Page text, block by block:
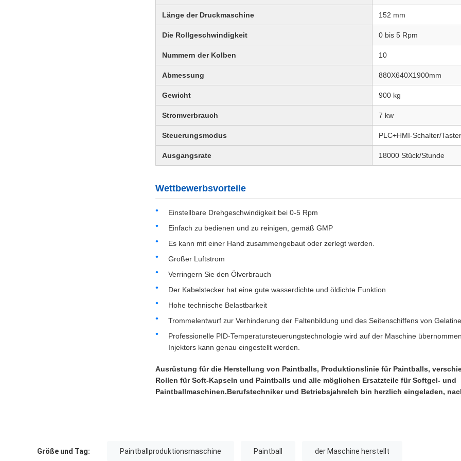
Länge der Druckmaschine 152 mm
Die Rollgeschwindigkeit 0 bis 5 Rpm
Nummern der Kolben 10
Abmessung 880X640X1900mm
Gewicht 900 kg
Stromverbrauch 7 kw
Steuerungsmodus PLC+HMI-Schalter/
Ausgangsrate 18000 Stück/Stunde
Wettbewerbsvorteile
Einstellbare Drehgeschwindigkeit bei 0-5 Rpm
Einfach zu bedienen und zu reinigen, gemäß GMP
Es kann mit einer Hand zusammengebaut oder zerlegt werden.
Großer Luftstrom
Verringern Sie den Ölverbrauch
Der Kabelstecker hat eine gute wasserdichte und öldichte Funktion
Hohe technische Belastbarkeit
Trommelentwurf zur Verhinderung der Faltenbildung und des Seitenschiffens von Gelatine
Professionelle PID-Temperatursteuerungstechnologie wird auf der Maschine
Injektors kann genau eingestellt werden.
Ausrüstung für die Herstellung von Paintballs, Produktionslinie für Paintballs,
Rollen für Soft-Kapseln und Paintballs und alle möglichen Ersatzteile für Softgel- und
Paintballmaschinen.Berufstechniker und BetriebsjahreIch bin herzlich eingeladen,
Größe und Tag: Paintballproduktionsmaschine Paintball der Maschine herstellt